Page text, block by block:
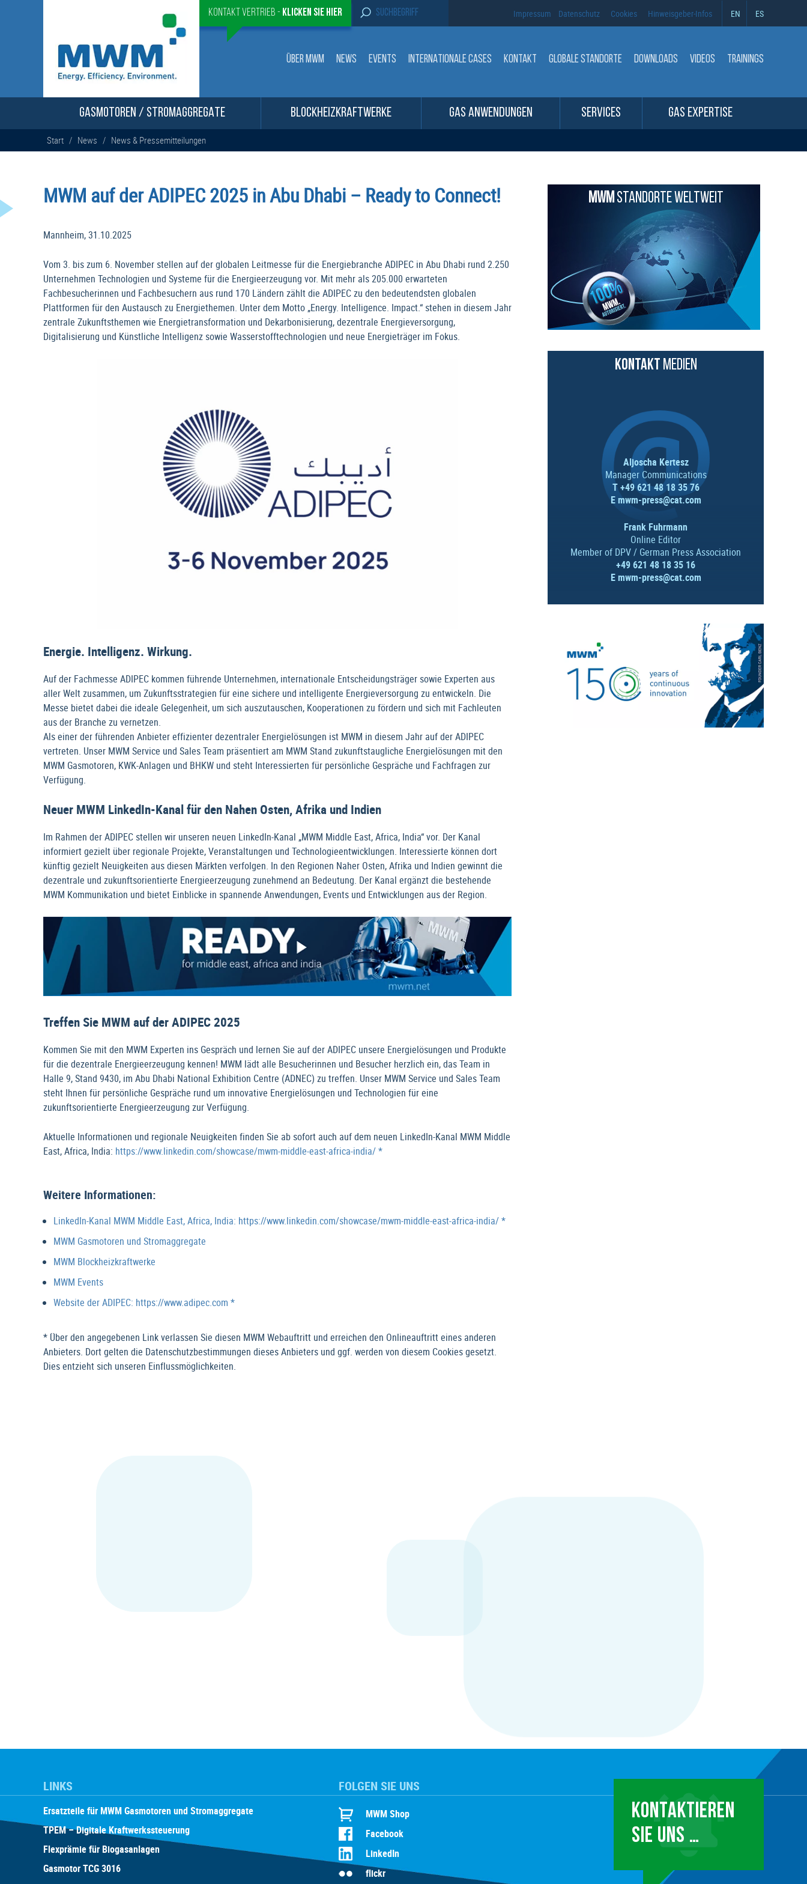
Kontakt Vertrieb - Klicken sie Hier
S
e
r
:
Impressum Datenschutz Cookies Hinweisgeber-Infos EN ES
ÜBER MWM NEWS EVENTS INTERNATIONALE CASES KONTAKT GLOBALE STANDORTE DOWNLOADS VIDEOS TRAININGS
GASMOTOREN / STROMAGGREGATE BLOCKHEIZKRAFTWERKE GAS ANWENDUNGEN SERVICES GAS EXPERTISE
Start / News / News & Pressemitteilungen
MWM auf der ADIPEC 2025 in Abu Dhabi – Ready to Connect!
Mannheim, 31.10.2025
Vom 3. bis zum 6. November stellen auf der globalen Leitmesse für die Energiebranche ADIPEC in Abu Dhabi rund 2.250
Unternehmen Technologien und Systeme für die Energieerzeugung vor. Mit mehr als 205.000 erwarteten
Fachbesucherinnen und Fachbesuchern aus rund 170 Ländern zählt die ADIPEC zu den bedeutendsten globalen
Plattformen für den Austausch zu Energiethemen. Unter dem Motto „Energy. Intelligence. Impact.“ stehen in diesem Jahr
zentrale Zukunftsthemen wie Energietransformation und Dekarbonisierung, dezentrale Energieversorgung,
Digitalisierung und Künstliche Intelligenz sowie Wasserstofftechnologien und neue Energieträger im Fokus.
Energie. Intelligenz. Wirkung.
Auf der Fachmesse ADIPEC kommen führende Unternehmen, internationale Entscheidungsträger sowie Experten aus
aller Welt zusammen, um Zukunftsstrategien für eine sichere und intelligente Energieversorgung zu entwickeln. Die
Messe bietet dabei die ideale Gelegenheit, um sich auszutauschen, Kooperationen zu fördern und sich mit Fachleuten
aus der Branche zu vernetzen.
Als einer der führenden Anbieter effizienter dezentraler Energielösungen ist MWM in diesem Jahr auf der ADIPEC
vertreten. Unser MWM Service und Sales Team präsentiert am MWM Stand zukunftstaugliche Energielösungen mit den
MWM Gasmotoren, KWK-Anlagen und BHKW und steht Interessierten für persönliche Gespräche und Fachfragen zur
Verfügung.
Neuer MWM LinkedIn-Kanal für den Nahen Osten, Afrika und Indien
Im Rahmen der ADIPEC stellen wir unseren neuen LinkedIn-Kanal „MWM Middle East, Africa, India“ vor. Der Kanal
informiert gezielt über regionale Projekte, Veranstaltungen und Technologieentwicklungen. Interessierte können dort
künftig gezielt Neuigkeiten aus diesen Märkten verfolgen. In den Regionen Naher Osten, Afrika und Indien gewinnt die
dezentrale und zukunftsorientierte Energieerzeugung zunehmend an Bedeutung. Der Kanal ergänzt die bestehende
MWM Kommunikation und bietet Einblicke in spannende Anwendungen, Events und Entwicklungen aus der Region.
Treffen Sie MWM auf der ADIPEC 2025
Kommen Sie mit den MWM Experten ins Gespräch und lernen Sie auf der ADIPEC unsere Energielösungen und Produkte
für die dezentrale Energieerzeugung kennen! MWM lädt alle Besucherinnen und Besucher herzlich ein, das Team in
Halle 9, Stand 9430, im Abu Dhabi National Exhibition Centre (ADNEC) zu treffen. Unser MWM Service und Sales Team
steht Ihnen für persönliche Gespräche rund um innovative Energielösungen und Technologien für eine
zukunftsorientierte Energieerzeugung zur Verfügung.
Aktuelle Informationen und regionale Neuigkeiten finden Sie ab sofort auch auf dem neuen LinkedIn-Kanal MWM Middle
East, Africa, India: https://www.linkedin.com/showcase/mwm-middle-east-africa-india/ *
Weitere Informationen:
LinkedIn-Kanal MWM Middle East, Africa, India: https://www.linkedin.com/showcase/mwm-middle-east-africa-india/ *
MWM Gasmotoren und Stromaggregate
MWM Blockheizkraftwerke
MWM Events
Website der ADIPEC: https://www.adipec.com *
* Über den angegebenen Link verlassen Sie diesen MWM Webauftritt und erreichen den Onlineauftritt eines anderen
Anbieters. Dort gelten die Datenschutzbestimmungen dieses Anbieters und ggf. werden von diesem Cookies gesetzt.
Dies entzieht sich unseren Einflussmöglichkeiten.
MWMSTANDORTE WELTWEIT
KONTAKT MEDIEN
Aljoscha Kertesz
Manager Communications
T +49 621 48 18 35 76
Emwm-press@cat.com
Frank Fuhrmann
Online Editor
Member of DPV / German Press Association
+49 621 48 18 35 16
Emwm-press@cat.com
LINKS
Ersatzteile für MWM Gasmotoren und Stromaggregate
TPEM – Digitale Kraftwerkssteuerung
Flexprämie für Biogasanlagen
Gasmotor TCG 3016
FOLGEN SIE UNS
MWM Shop
Facebook
LinkedIn
flickr
KONTAKTIEREN
SIE UNS …